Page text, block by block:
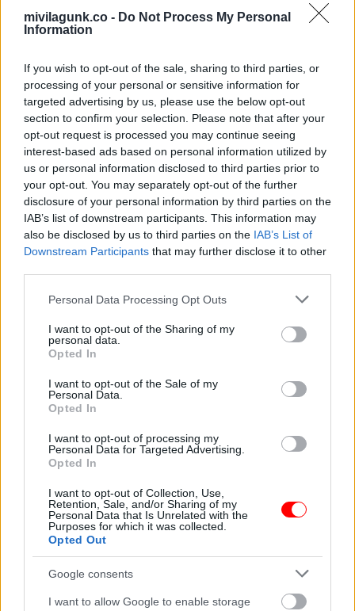
mivilagunk.co - Do Not Process My Personal
Information
If you wish to opt-out of the sale, sharing to third parties, or
processing of your personal or sensitive information for
targeted advertising by us, please use the below opt-out
section to confirm your selection. Please note that after your
opt-out request is processed you may continue seeing
interest-based ads based on personal information utilized by
us or personal information disclosed to third parties prior to
your opt-out. You may separately opt-out of the further
disclosure of your personal information by third parties on the
IAB’s list of downstream participants. This information may
also be disclosed by us to third parties on the IAB’s List of
Downstream Participants that may further disclose it to other
Please note that this website/app uses one or more Google
not limited to your visit or usage behaviour. You may click to
grant or deny consent to Google and its third-party tags to
use your data for below specified purposes in below Google
consent section.
Personal Data Processing Opt Outs
I want to opt-out of the Sharing of my
personal data.
Opted In
I want to opt-out of the Sale of my
Personal Data.
Opted In
I want to opt-out of processing my
Personal Data for Targeted Advertising.
Opted In
I want to opt-out of Collection, Use,
Retention, Sale, and/or Sharing of my
Personal Data that Is Unrelated with the
Purposes for which it was collected.
Opted Out
Google consents
I want to allow Google to enable storage
orvost, és kövesse az általa adott útmutatásokat!
alkalmaztunk.
Forrás: tudnodkell.info
Tetszett? Oszd meg az ismerőseiddel is!
Olvasta már?:
Megszakad egy rossz
időszak: július végéig…
fogász:
Rákot és
cukorbetegséget
okoz, mégis így alszol
éjszaka
Tizennyolc évesek
voltak, amikor
összeházasodtak.…